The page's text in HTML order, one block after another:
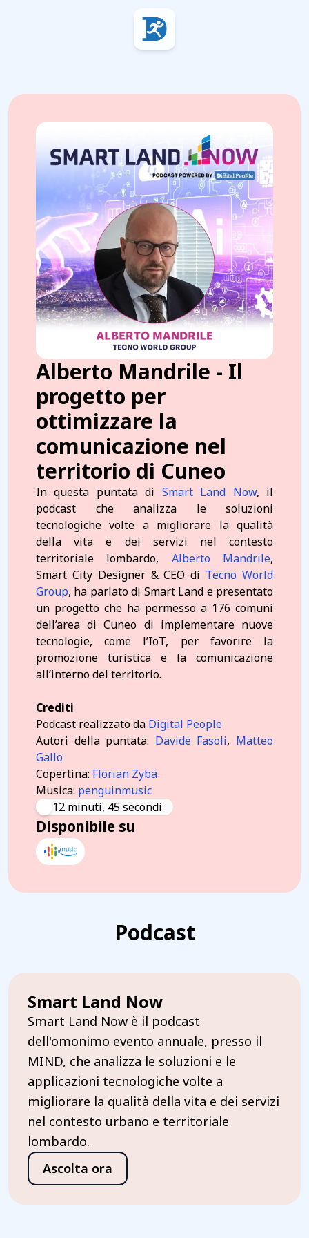
Digital People
Alberto Mandrile - Il
progetto per
ottimizzare la
comunicazione nel
territorio di Cuneo
In questa puntata di Smart Land Now, il
podcast che analizza le soluzioni
tecnologiche volte a migliorare la qualità
della vita e dei servizi nel contesto
territoriale lombardo, Alberto Mandrile,
Smart City Designer & CEO di Tecno World
Group, ha parlato di Smart Land e presentato
un progetto che ha permesso a 176 comuni
dell’area di Cuneo di implementare nuove
tecnologie, come l’IoT, per favorire la
promozione turistica e la comunicazione
all’interno del territorio.
Crediti
Podcast realizzato da Digital People
Autori della puntata: Davide Fasoli, Matteo
Gallo
Copertina: Florian Zyba
Musica: penguinmusic
12 minuti, 45 secondi
Disponibile su
Podcast
Smart Land Now
Smart Land Now è il podcast
dell'omonimo evento annuale, presso il
MIND, che analizza le soluzioni e le
applicazioni tecnologiche volte a
migliorare la qualità della vita e dei servizi
nel contesto urbano e territoriale
lombardo.
Ascolta ora